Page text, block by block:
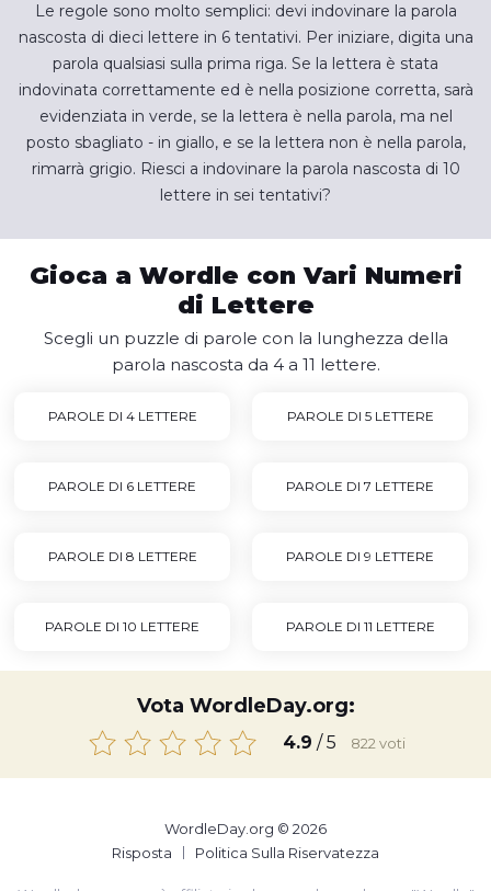
Le regole sono molto semplici: devi indovinare la parola
nascosta di dieci lettere in 6 tentativi. Per iniziare, digita una
parola qualsiasi sulla prima riga. Se la lettera è stata
indovinata correttamente ed è nella posizione corretta, sarà
evidenziata in verde, se la lettera è nella parola, ma nel
posto sbagliato - in giallo, e se la lettera non è nella parola,
rimarrà grigio. Riesci a indovinare la parola nascosta di 10
lettere in sei tentativi?
Gioca a Wordle con Vari Numeri
di Lettere
Scegli un puzzle di parole con la lunghezza della
parola nascosta da 4 a 11 lettere.
PAROLE DI 4 LETTERE PAROLE DI 5 LETTERE
PAROLE DI 6 LETTERE PAROLE DI 7 LETTERE
PAROLE DI 8 LETTERE PAROLE DI 9 LETTERE
PAROLE DI 10 LETTERE PAROLE DI 11 LETTERE
Vota WordleDay.org:
4.9 / 5 822 voti
WordleDay.org © 2026
Risposta
Politica Sulla Riservatezza